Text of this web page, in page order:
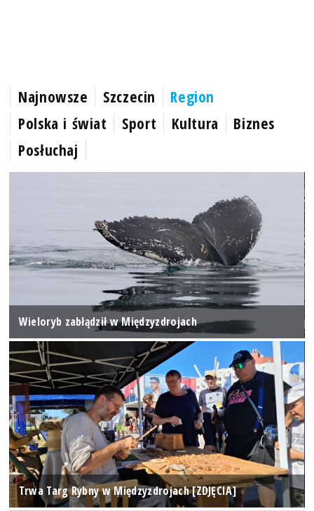
Najnowsze Szczecin
Region
Polska i świat
Sport Kultura
Biznes
Posłuchaj
Wieloryb zabłądził w Międzyzdrojach
Trwa Targ Rybny w Międzyzdrojach [ZDJĘCIA]